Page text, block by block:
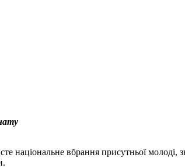
національне вбрання присутньої молоді,